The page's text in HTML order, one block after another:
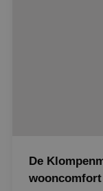
De
wooncomfort